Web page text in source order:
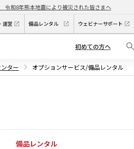
令和8年熊本地震により被災された皆さまへ
運営 備品レンタル ウェビナーサポート
初めての方へ
ター オプションサービス/備品レンタル
備品レンタル